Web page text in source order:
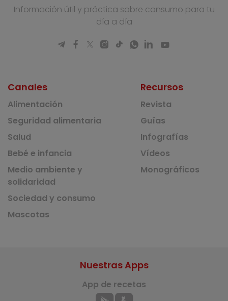
Información útil y práctica sobre consumo para tu
día a día
Canales
Alimentación
Seguridad alimentaria
Salud
Bebé e infancia
Medio ambiente y
solidaridad
Sociedad y consumo
Mascotas
Recursos
Revista
Guías
Infografías
Vídeos
Monográficos
Nuestras Apps
App de recetas